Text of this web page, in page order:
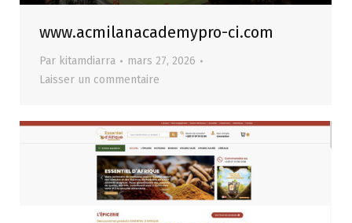
www.acmilanacademypro-ci.com
Par kitamdiarra
mars 27, 2026
Laisser un commentaire